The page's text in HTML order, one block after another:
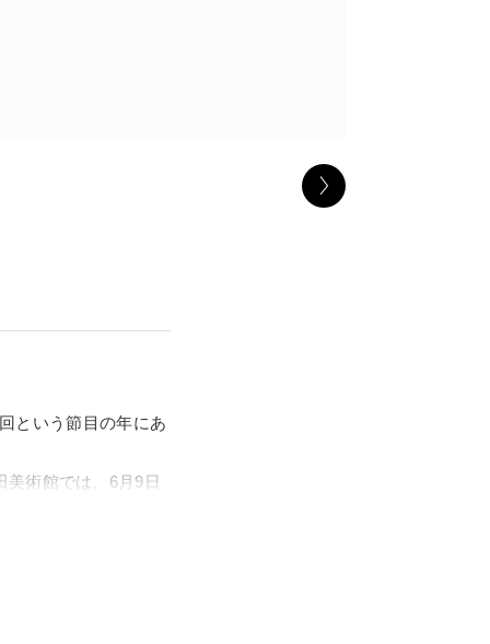
という節目の年にあ
美術館では、6月9日
・名物の情報を盛